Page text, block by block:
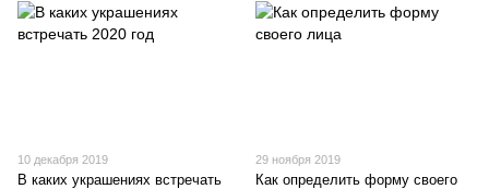
10 декабря 2019
В каких украшениях встречать
29 ноября 2019
Как определить форму своего